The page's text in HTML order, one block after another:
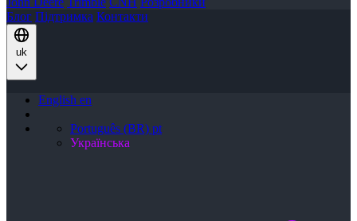
Блог Підтримка Контакти
uk
English en
Português (BR) pt
Українська